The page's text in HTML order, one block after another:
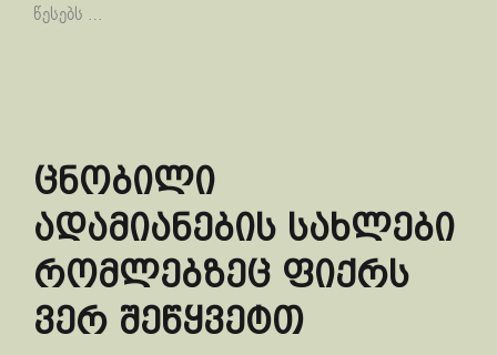
წესებს …
ცნობილი
ადამიანების სახლები
რომლებზეც ფიქრს
ვერ შეწყვეტთ